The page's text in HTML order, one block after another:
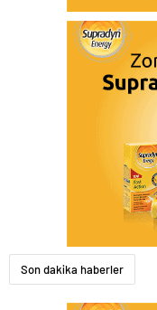
Son dakika haberler